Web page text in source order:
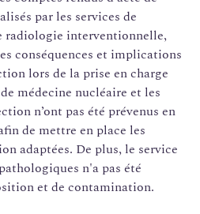
par les services de
radiologie interventionnelle,
conséquences et implications
lors de la prise en charge
médecine nucléaire et les
n’ont pas été prévenus en
de mettre en place les
adaptées. De plus, le service
n'a pas été
et de contamination.